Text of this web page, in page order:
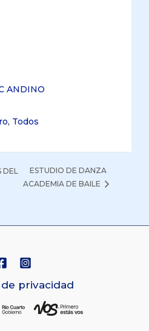
ANDINO
, Todos
ESTUDIO DE DANZA
ACADEMIA DE BAILE
privacidad